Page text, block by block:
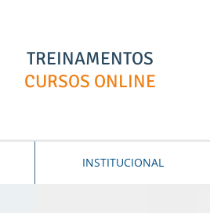
TREINAMENTOS
CURSOS ONLINE
INSTITUCIONAL